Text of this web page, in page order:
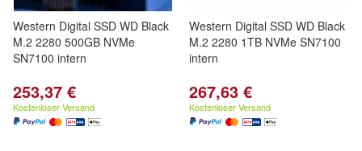
Western Digital SSD WD Black
M.2 2280 500GB NVMe
SN7100 intern
253,37 €
Kostenloser Versand
Western Digital SSD WD Black
M.2 2280 1TB NVMe SN7100
intern
267,63 €
Kostenloser Versand